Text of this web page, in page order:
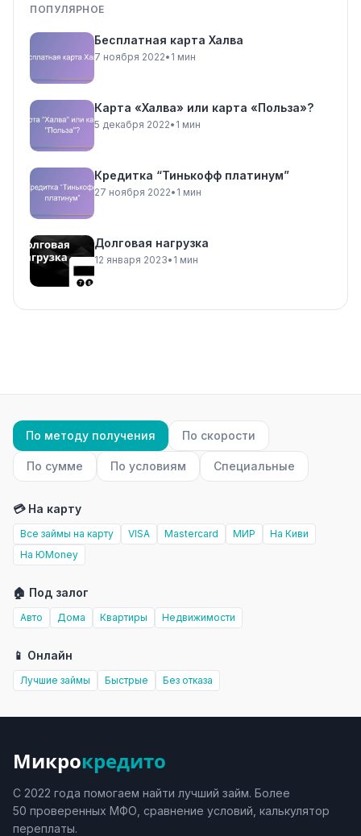
ПОПУЛЯРНОЕ
Бесплатная карта Халва
7 ноября 2022• 1 мин
Карта «Халва» или карта «Польза»?
5 декабря 2022• 1 мин
Кредитка “Тинькофф платинум”
27 ноября 2022• 1 мин
Долговая нагрузка
12 января 2023• 1 мин
По методу получения По скорости
По сумме По условиям Специальные
💳 На карту
Все займы на карту VISA Mastercard МИР
На Киви
На ЮMoney
🏠 Под залог
Авто Дома Квартиры Недвижимости
📱 Онлайн
Лучшие займы Быстрые Без отказа
Микрокредито
С 2022 года помогаем найти лучший займ. Более
50 проверенных МФО, сравнение условий, калькулятор
переплаты.